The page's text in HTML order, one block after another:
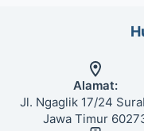
Alamat:
Jl. Ngaglik 17/24
Jawa Timur